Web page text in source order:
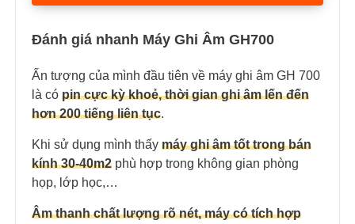
Đánh giá nhanh Máy Ghi Âm GH700
Ấn tượng của mình đầu tiên về máy ghi âm GH 700
là có pin cực kỳ khoẻ, thời gian ghi âm lến đến
hơn 200 tiếng liên tục.
Khi sử dụng mình thấy máy ghi âm tốt trong bán
kính 30-40m2 phù hợp trong không gian phòng
họp, lớp học,…
Âm thanh chất lượng rõ nét, máy có tích hợp